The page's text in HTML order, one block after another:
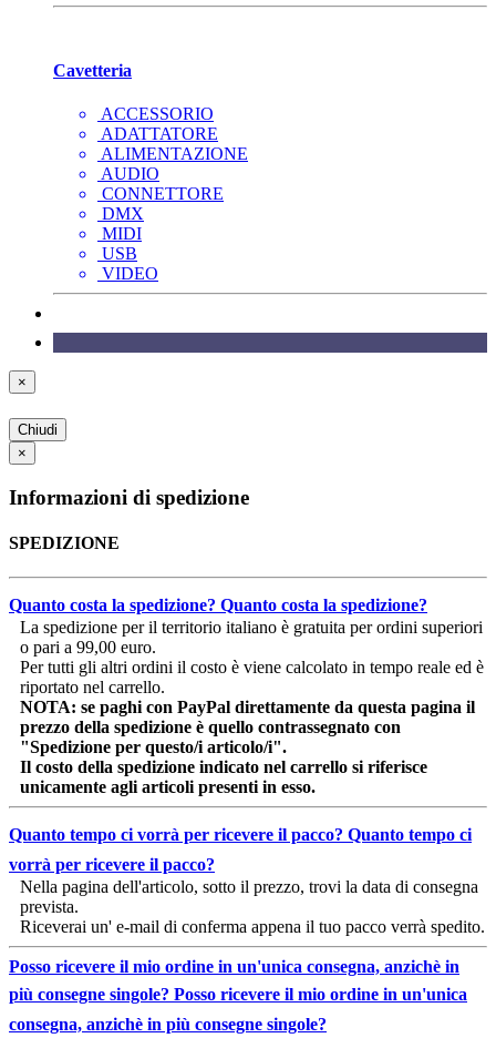
Cavetteria
ACCESSORIO
ADATTATORE
ALIMENTAZIONE
AUDIO
CONNETTORE
DMX
MIDI
USB
VIDEO
×
Chiudi
×
Informazioni di spedizione
SPEDIZIONE
Quanto costa la spedizione? Quanto costa la spedizione?
La spedizione per il territorio italiano è gratuita per ordini superiori
o pari a 99,00 euro.
Per tutti gli altri ordini il costo è viene calcolato in tempo reale ed è
riportato nel carrello.
NOTA: se paghi con PayPal direttamente da questa pagina il
prezzo della spedizione è quello contrassegnato con
"Spedizione per questo/i articolo/i".
Il costo della spedizione indicato nel carrello si riferisce
unicamente agli articoli presenti in esso.
Quanto tempo ci vorrà per ricevere il pacco? Quanto tempo ci
vorrà per ricevere il pacco?
Nella pagina dell'articolo, sotto il prezzo, trovi la data di consegna
prevista.
Riceverai un' e-mail di conferma appena il tuo pacco verrà spedito.
Posso ricevere il mio ordine in un'unica consegna, anzichè in
più consegne singole? Posso ricevere il mio ordine in un'unica
consegna, anzichè in più consegne singole?